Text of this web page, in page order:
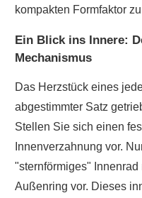
kompakten Formfaktor
Ein Blick ins Innere:
Mechanismus
Das Herzstück eines
abgestimmter Satz
Stellen Sie sich einen
Innenverzahnung vor.
"sternförmiges"
Außenring vor. Dieses